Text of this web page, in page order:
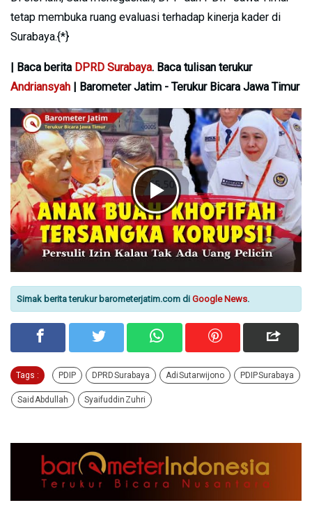
tetap membuka ruang evaluasi terhadap kinerja kader di
Surabaya.{*}
| Baca berita DPRD Surabaya. Baca tulisan terukur
Andriansyah | Barometer Jatim - Terukur Bicara Jawa Timur
Simak berita terukur barometerjatim.com di Google News.
Tags : PDIP DPRD Surabaya Adi Sutarwijono PDIP Surabaya
Said Abdullah Syaifuddin Zuhri